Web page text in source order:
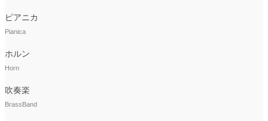
ピアニカ
Pianica
ホルン
Horn
吹奏楽
BrassBand